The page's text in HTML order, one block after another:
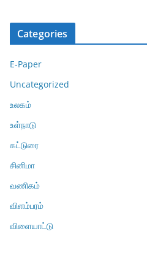
Categories
E-Paper
Uncategorized
உலகம்
உள்நாடு
கட்டுரை
சினிமா
வணிகம்
விளம்பரம்
விளையாட்டு